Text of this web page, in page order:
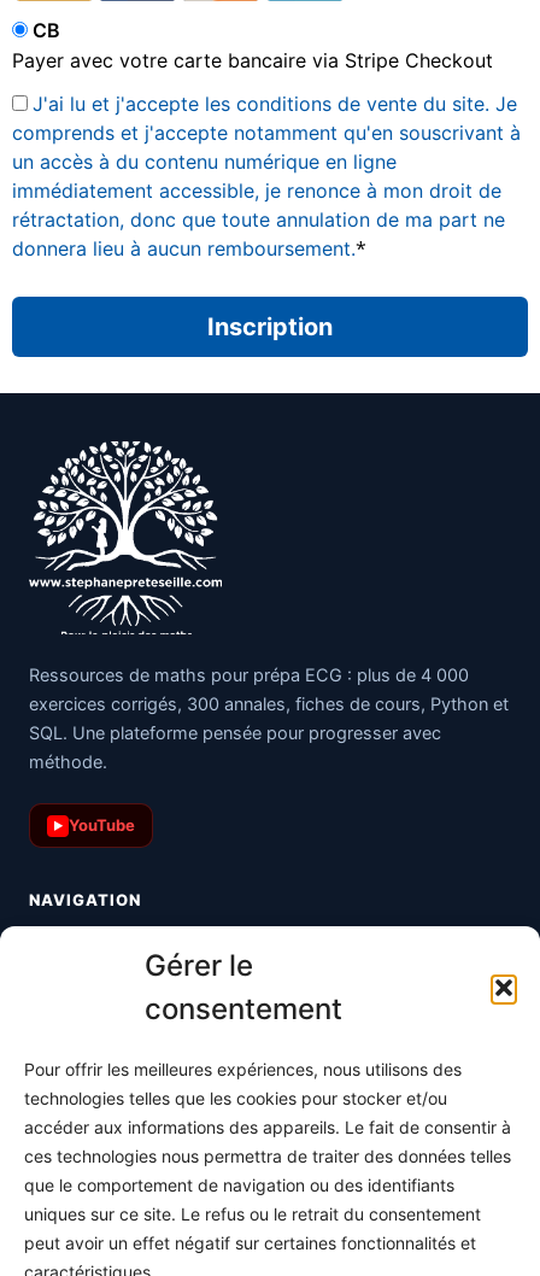
Gérer le
consentement
Pour offrir les meilleures expériences, nous utilisons des
technologies telles que les cookies pour stocker et/ou
accéder aux informations des appareils. Le fait de consentir à
ces technologies nous permettra de traiter des données telles
que le comportement de navigation ou des identifiants
uniques sur ce site. Le refus ou le retrait du consentement
peut avoir un effet négatif sur certaines fonctionnalités et
caractéristiques.
CB
Payer avec votre carte bancaire via Stripe Checkout
J'ai lu et j'accepte les conditions de vente du site. Je
comprends et j'accepte notamment qu'en souscrivant à
un accès à du contenu numérique en ligne
immédiatement accessible, je renonce à mon droit de
rétractation, donc que toute annulation de ma part ne
donnera lieu à aucun remboursement.*
Ressources de maths pour prépa ECG : plus de 4 000
exercices corrigés, 300 annales, fiches de cours, Python et
SQL. Une plateforme pensée pour progresser avec
méthode.
▶ YouTube
NAVIGATION
Toutes les maths
S'abonner
À propos
Contact / Support
Mes publications
INFORMATIONS LÉGALES